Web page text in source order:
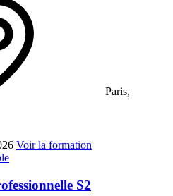
Paris,
Voir la formation
S2